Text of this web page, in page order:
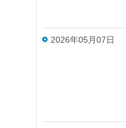
2026年05月07日